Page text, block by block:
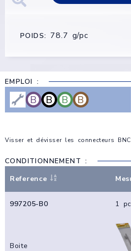
POIDS: 78.7 g/pc
EMPLOI :
Visser et dévisser les connecteurs BNC
CONDITIONNEMENT :
Reference
997205-B0 1 pc
Boite